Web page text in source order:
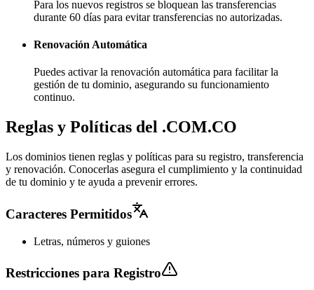
Para los nuevos registros se bloquean las transferencias
durante 60 días para evitar transferencias no autorizadas.
Renovación Automática
Puedes activar la renovación automática para facilitar la
gestión de tu dominio, asegurando su funcionamiento
continuo.
Reglas y Políticas del .COM.CO
Los dominios tienen reglas y políticas para su registro, transferencia
y renovación. Conocerlas asegura el cumplimiento y la continuidad
de tu dominio y te ayuda a prevenir errores.
Caracteres Permitidos
Letras, números y guiones
Restricciones para Registro